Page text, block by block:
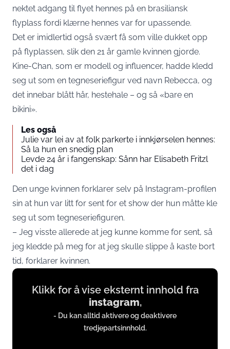
nektet adgang til flyet hennes på en brasiliansk
flyplass fordi klærne hennes var for upassende.
Det er imidlertid også svært få som ville dukket opp
på flyplassen, slik den 21 år gamle kvinnen gjorde.
Kine-Chan, som er modell og influencer, hadde kledd
seg ut som en tegneseriefigur ved navn Rebecca, og
det innebar blått hår, hestehale – og så «bare en
bikini».
Les også
Julie var lei av at folk parkerte i innkjørselen hennes:
Så la hun en snedig plan
Levde 24 år i fangenskap: Sånn har Elisabeth Fritzl
det i dag
Den unge kvinnen forklarer selv på Instagram-profilen
sin at hun var litt for sent for et show der hun måtte kle
seg ut som tegneseriefiguren.
– Jeg visste allerede at jeg kunne komme for sent, så
jeg kledde på meg for at jeg skulle slippe å kaste bort
tid, forklarer kvinnen.
Display
content
instagram.com
Klikk for å vise eksternt innhold fra
instagram,
- Du kan alltid aktivere og deaktivere
tredjepartsinnhold.